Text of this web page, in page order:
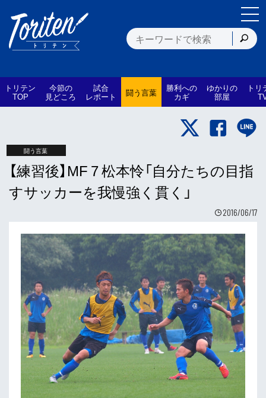
トリテン
TOP
今節の
見どころ
試合
レポート 闘う言葉 勝利への
カギ
ゆかりの
部屋
トリ
闘う言葉
【練習後】MF 7 松本怜「自分たちの目指
すサッカーを我慢強く貫く」
2016/06/17